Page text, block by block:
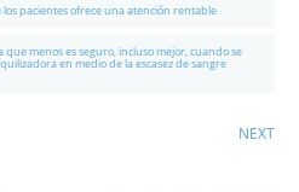
pacientes ofrece una atención rentable
menos es seguro, incluso mejor, cuando se
en medio de la escasez de sangre
NEXT